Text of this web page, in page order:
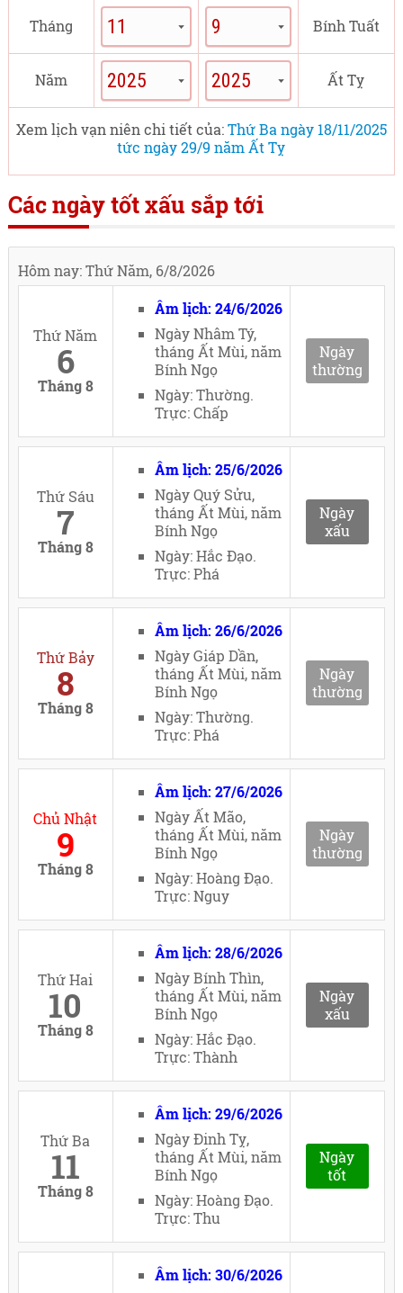
Tháng Bính Tuất
Năm Ất Tỵ
Xem lịch vạn niên chi tiết của:Thứ Ba ngày 18/11/2025
tức ngày 29/9 năm Ất Tỵ
Các ngày tốt xấu sắp tới
Hôm nay: Thứ Năm, 6/8/2026
Thứ Năm
6
Tháng 8
Âm lịch: 24/6/2026
Ngày Nhâm Tý,
tháng Ất Mùi, năm
Bính Ngọ
Ngày: Thường.
Trực: Chấp
Ngày
thường
Thứ Sáu
7
Tháng 8
Âm lịch: 25/6/2026
Ngày Quý Sửu,
tháng Ất Mùi, năm
Bính Ngọ
Ngày: Hắc Đạo.
Trực: Phá
Ngày
xấu
Thứ Bảy
8
Tháng 8
Âm lịch: 26/6/2026
Ngày Giáp Dần,
tháng Ất Mùi, năm
Bính Ngọ
Ngày: Thường.
Trực: Phá
Ngày
thường
Chủ Nhật
9
Tháng 8
Âm lịch: 27/6/2026
Ngày Ất Mão,
tháng Ất Mùi, năm
Bính Ngọ
Ngày: Hoàng Đạo.
Trực: Nguy
Ngày
thường
Thứ Hai
10
Tháng 8
Âm lịch: 28/6/2026
Ngày Bính Thìn,
tháng Ất Mùi, năm
Bính Ngọ
Ngày: Hắc Đạo.
Trực: Thành
Ngày
xấu
Thứ Ba
11
Tháng 8
Âm lịch: 29/6/2026
Ngày Đinh Tỵ,
tháng Ất Mùi, năm
Bính Ngọ
Ngày: Hoàng Đạo.
Trực: Thu
Ngày
tốt
Âm lịch: 30/6/2026